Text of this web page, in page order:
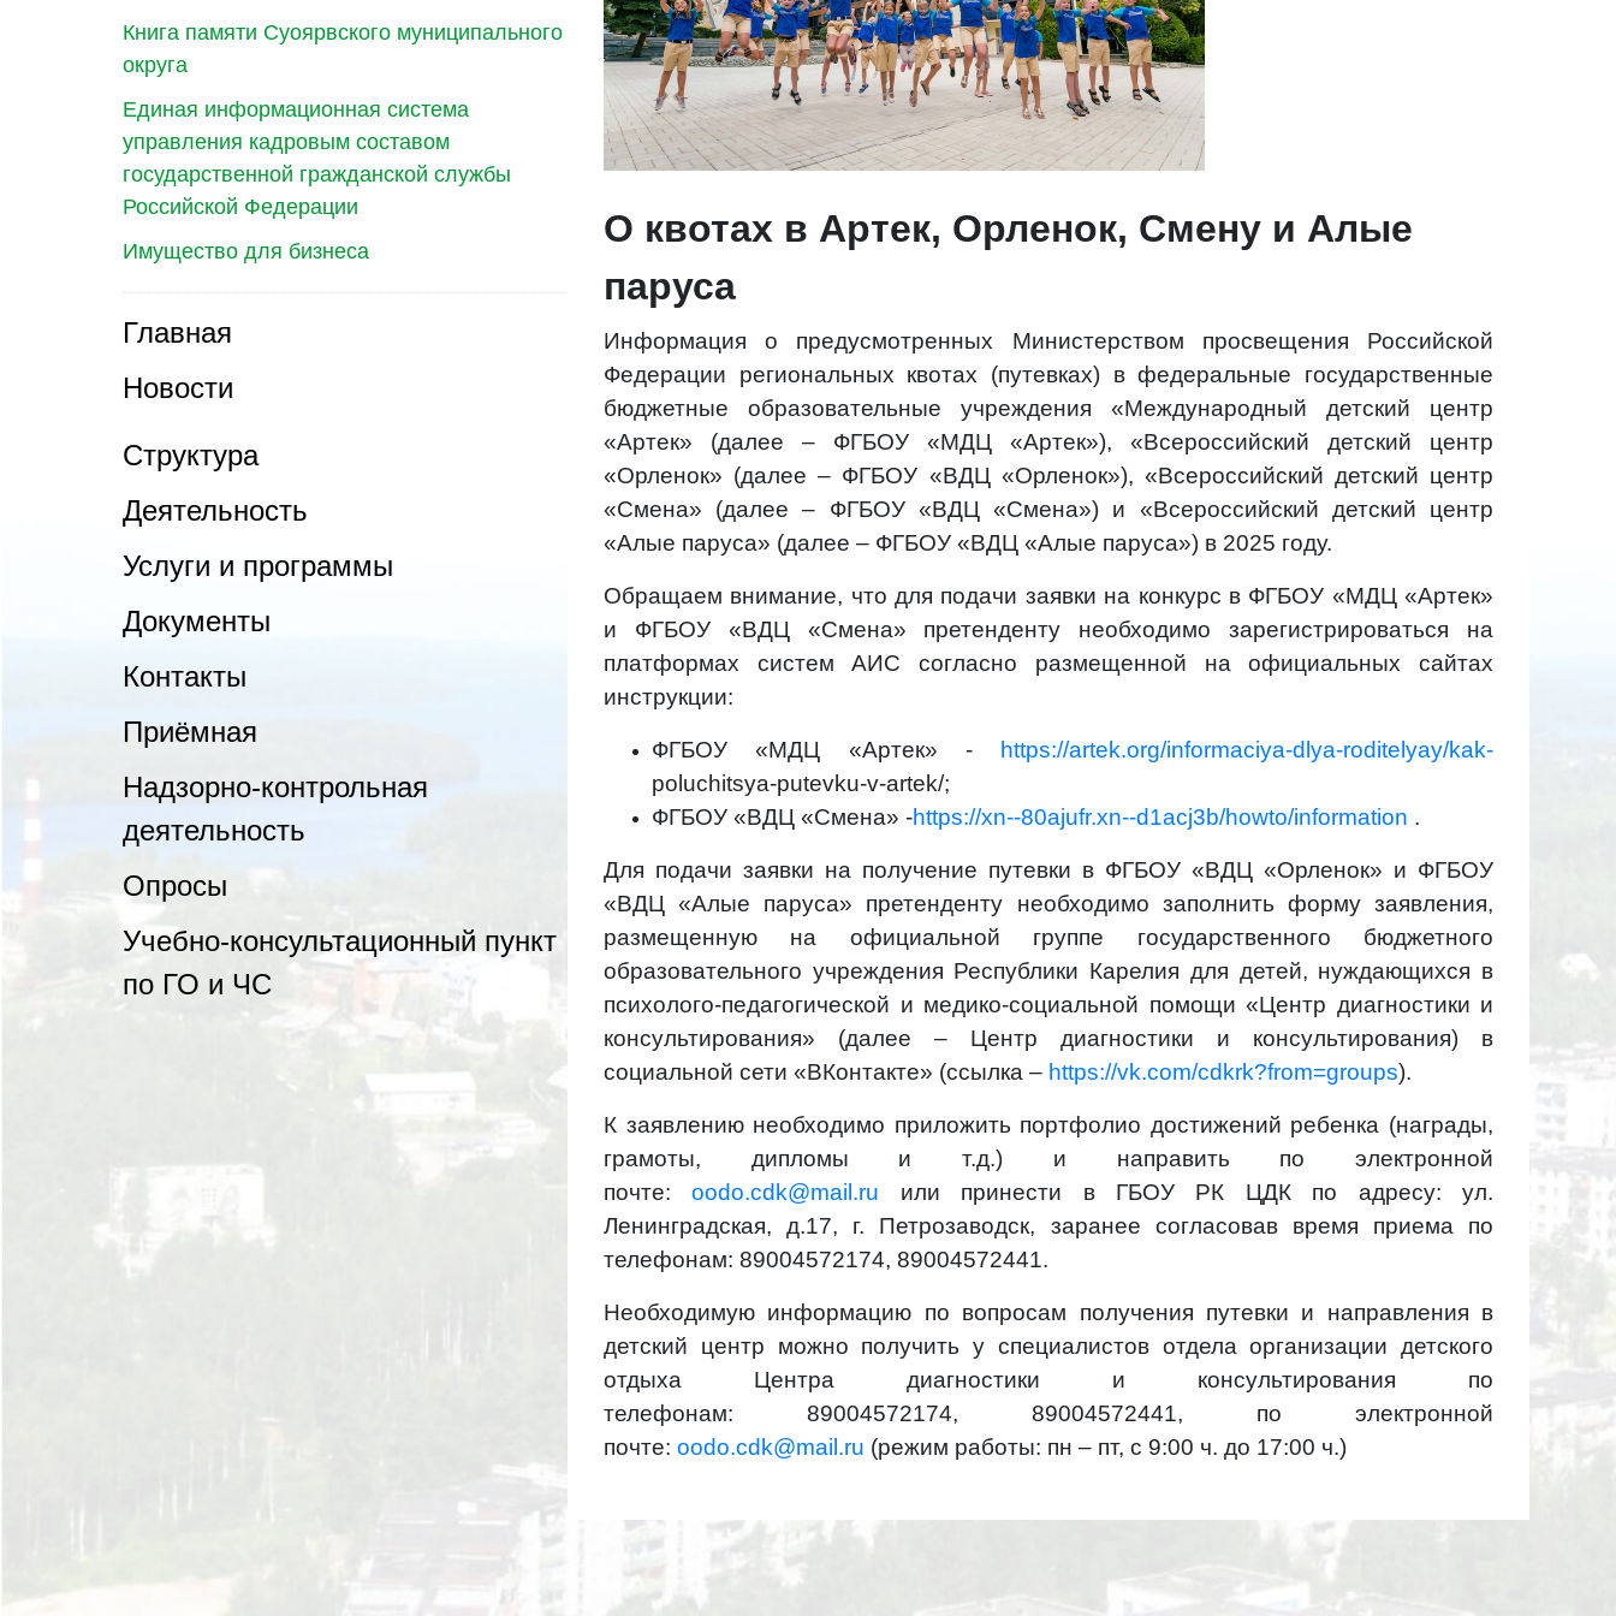
Книга памяти Суоярвского муниципального
округа
Единая информационная система
управления кадровым составом
государственной гражданской службы
Российской Федерации
Имущество для бизнеса
Главная
Новости
Структура
Деятельность
Услуги и программы
Документы
Контакты
Приёмная
Надзорно-контрольная
деятельность
Опросы
Учебно-консультационный пункт
по ГО и ЧС
О квотах в Артек, Орленок, Смену и Алые
паруса
Информация о предусмотренных Министерством просвещения Российской
Федерации региональных квотах (путевках) в федеральные государственные
бюджетные образовательные учреждения «Международный детский центр
«Артек» (далее – ФГБОУ «МДЦ «Артек»), «Всероссийский детский центр
«Орленок» (далее – ФГБОУ «ВДЦ «Орленок»), «Всероссийский детский центр
«Смена» (далее – ФГБОУ «ВДЦ «Смена») и «Всероссийский детский центр
«Алые паруса» (далее – ФГБОУ «ВДЦ «Алые паруса») в 2025 году.
Обращаем внимание, что для подачи заявки на конкурс в ФГБОУ «МДЦ «Артек»
и ФГБОУ «ВДЦ «Смена» претенденту необходимо зарегистрироваться на
платформах систем АИС согласно размещенной на официальных сайтах
инструкции:
ФГБОУ «МДЦ «Артек» -
https://artek.org/informaciya-dlya-roditelyay/kak-
poluchitsya-putevku-v-artek/;
ФГБОУ «ВДЦ «Смена» -https://xn--80ajufr.xn--d1acj3b/howto/information .
Для подачи заявки на получение путевки в ФГБОУ «ВДЦ «Орленок» и ФГБОУ
«ВДЦ «Алые паруса» претенденту необходимо заполнить форму заявления,
размещенную на официальной группе государственного бюджетного
образовательного учреждения Республики Карелия для детей, нуждающихся в
психолого-педагогической и медико-социальной помощи «Центр диагностики и
консультирования» (далее – Центр диагностики и консультирования) в
социальной сети «ВКонтакте» (ссылка – https://vk.com/cdkrk?from=groups).
К заявлению необходимо приложить портфолио достижений ребенка (награды,
грамоты, дипломы и т.д.) и направить по электронной
почте:oodo.cdk@mail.ru или принести в ГБОУ РК ЦДК по адресу: ул.
Ленинградская, д.17, г. Петрозаводск, заранее согласовав время приема по
телефонам: 89004572174, 89004572441.
Необходимую информацию по вопросам получения путевки и направления в
детский центр можно получить у специалистов отдела организации детского
отдыха Центра диагностики и консультирования по
телефонам: 89004572174, 89004572441, по электронной
почте: oodo.cdk@mail.ru (режим работы: пн – пт, с 9:00 ч. до 17:00 ч.)